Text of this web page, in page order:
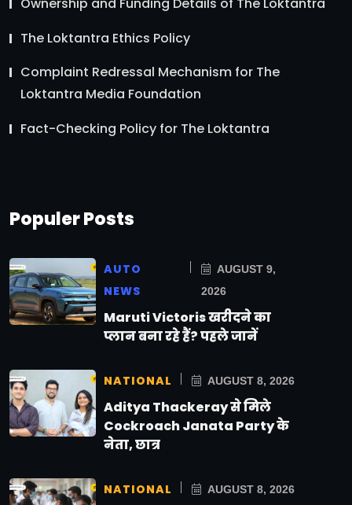
The Loktantra Ethics Policy
Complaint Redressal Mechanism for The
Loktantra Media Foundation
Fact-Checking Policy for The Loktantra
Populer Posts
AUTO
NEWS
AUGUST 9,
2026
Maruti Victoris खरीदने का
प्लान बना रहे हैं? पहले जानें
NATIONAL AUGUST 8, 2026
Aditya Thackeray से मिले
Cockroach Janata Party के
नेता, छात्र
NATIONAL AUGUST 8, 2026